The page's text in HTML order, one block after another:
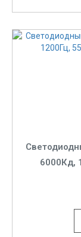
6000Кд,